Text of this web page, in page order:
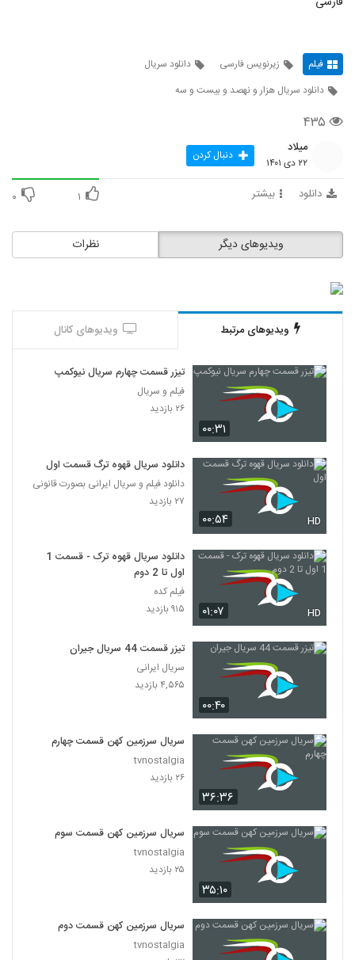
فیلم زیرنویس فارسی
دانلود سریال
دانلود سریال هزار و نهصد و بیست و سه
۴۳۵
میلاد
۲۲ دی ۱۴۰۱ دنبال کردن
دانلود بیشتر ۱ ۰
نظرات ویدیوهای دیگر
ویدیوهای مرتبط ویدیوهای کانال
۰۰:۳۱
تیزر قسمت چهارم سریال نیوکمپ
فیلم و سریال
۲۶ بازدید
۰۰:۵۴ HD
دانلود سریال قهوه ترگ قسمت اول
دانلود فیلم و سریال ایرانی بصورت قانونی
۲۷ بازدید
۰۱:۰۷ HD
دانلود سریال قهوه ترک - قسمت 1
اول تا 2 دوم
فیلم کده
۹۱۵ بازدید
۰۰:۴۰
تیزر قسمت 44 سریال جیران
سریال ایرانی
۴,۵۶۵ بازدید
۳۶:۳۶
سریال سرزمین کهن قسمت چهارم
tvnostalgia
۲۶ بازدید
۳۵:۱۰
سریال سرزمین کهن قسمت سوم
tvnostalgia
۲۵ بازدید
سریال سرزمین کهن قسمت دوم
tvnostalgia